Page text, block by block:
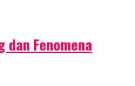
dan Fenomena